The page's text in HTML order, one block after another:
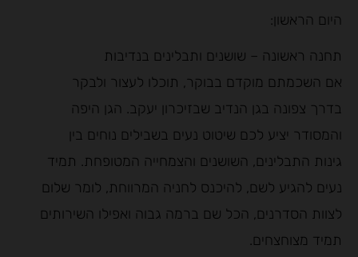
היום הראשון:
תחנה ראשונה – שושנים ותבלינים בנדיבות
אם השכמתם מוקדם בבוקר, תוכלו לעצור ולבקר
בדרך צפונה בגן הנדיב שבזיכרון יעקב. הגן היפה
והמסודר יציע לכם שיטוט נעים בשבילים נוחים בין
גינות התבלינים, השושנים והצמחייה המטופחת. תמיד
נעים להגיע לשם, להיכנס לחניה המרווחת, לומר שלום
לצוות הסדרנים, הכל שם ברמה גבוה ואפילו השירותים
תמיד מצוחצחים.